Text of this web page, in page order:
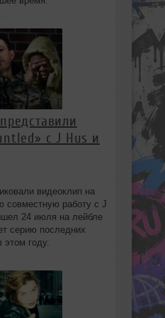
с J Hus и
видеоклип на
совместную работу с J
24 июля на лейбле
серию последних
этом году.